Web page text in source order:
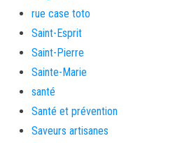
rue case toto
Saint-Esprit
Saint-Pierre
Sainte-Marie
santé
Santé et prévention
Saveurs artisanes